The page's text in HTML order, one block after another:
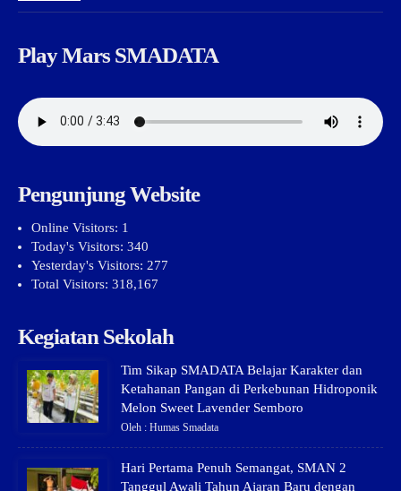
Play Mars SMADATA
Pengunjung Website
Online Visitors: 1
Today's Visitors: 340
Yesterday's Visitors: 277
Total Visitors: 318,167
Kegiatan Sekolah
Tim Sikap SMADATA Belajar Karakter dan
Ketahanan Pangan di Perkebunan Hidroponik
Melon Sweet Lavender Semboro
Oleh : Humas Smadata
Hari Pertama Penuh Semangat, SMAN 2
Tanggul Awali Tahun Ajaran Baru dengan